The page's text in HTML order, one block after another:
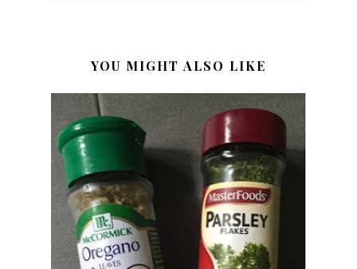
YOU MIGHT ALSO LIKE